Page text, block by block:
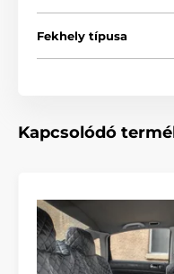
Friss levegő
Az intelligens
Fekhely típusa
Kapcsolódó